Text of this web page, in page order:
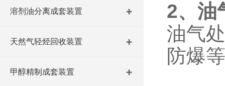
溶剂油分离成套装置
天然气轻烃回收装置
甲醇精制成套装置
2、油
油气
防爆